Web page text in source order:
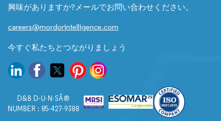
興味がありますか?メールでお問い合わせください。
careers@mordorintelligence.com
今すぐ私たちとつながりましょう
D&B D-U-N-SÂ®
NUMBER : 85-427-9388